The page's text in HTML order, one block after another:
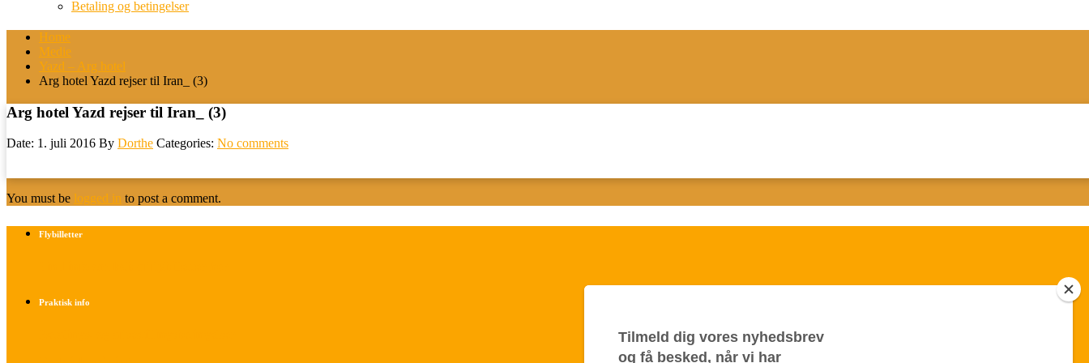
Betaling og betingelser
Home
Medie
Yazd – Arg hotel
Arg hotel Yazd rejser til Iran_ (3)
Arg hotel Yazd rejser til Iran_ (3)
Date: 1. juli 2016 By Dorthe Categories: No comments
You must be logged in to post a comment.
Flybilletter
Praktisk info